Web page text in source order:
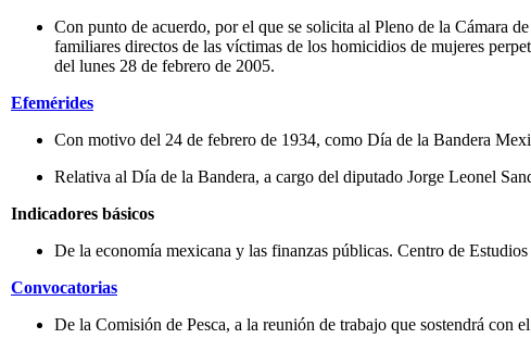
Con punto de acuerdo, por el que se solicita al Pleno de la Cámara
familiares directos de las víctimas de los homicidios de mujeres
del lunes 28 de febrero de 2005.
Efemérides
Con motivo del 24 de febrero de 1934, como Día de la Bandera
Relativa al Día de la Bandera, a cargo del diputado Jorge Leonel
Indicadores básicos
De la economía mexicana y las finanzas públicas. Centro de
Convocatorias
De la Comisión de Pesca, a la reunión de trabajo que sostendrá con